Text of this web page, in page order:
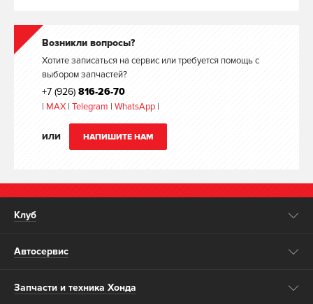
Возникли вопросы?
Хотите записаться на сервис или требуется помощь с
выбором запчастей?
+7 (926) 816-26-70
| MAX | Telegram | WhatsApp |
ИЛИ НАПИШИТЕ НАМ
Клуб
Автосервис
Запчасти и техника Хонда